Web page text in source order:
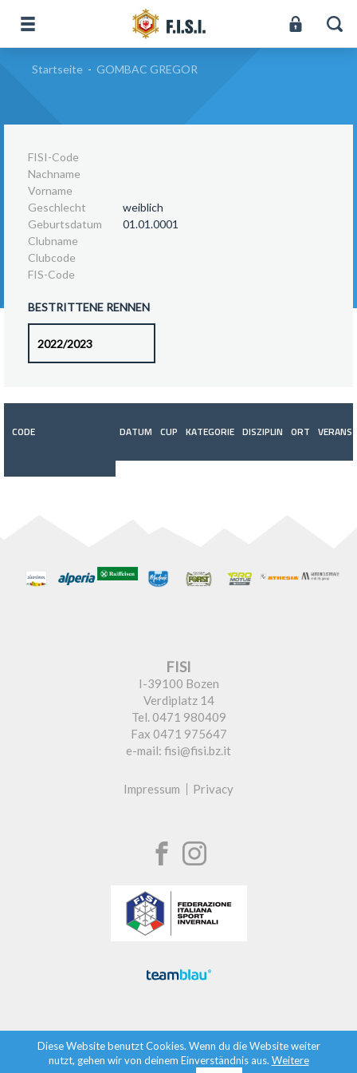
Startseite - GOMBAC GREGOR
FISI-Code
Nachname
Vorname
Geschlecht
weiblich
Geburtsdatum
01.01.0001
Clubname
Clubcode
FIS-Code
BESTRITTENE RENNEN
CODE DATUM CUP KATEGORIE DISZIPLIN ORT
FISI
I-39100 Bozen
Verdiplatz 14
Tel. 0471 980409
Fax 0471 975647
e-mail: fisi@fisi.bz.it
Impressum Privacy
Diese Website benutzt Cookies. Wenn du die Website weiter
nutzt, gehen wir von deinem Einverständnis aus. Weitere